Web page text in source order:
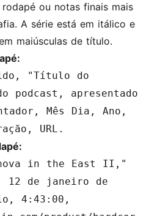
ou notas finais mais
A série está em itálico e
maiúsculas de título.
"Título do
podcast, apresentado
Mês Dia, Ano,
URL.
in the East II,"
12 de janeiro de
4:43:00,